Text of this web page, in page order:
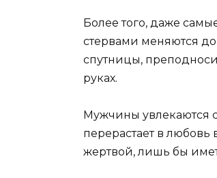
Более того, даже
стервами меняются
спутницы,
руках.
Мужчины увлекаются
перерастает в
жертвой, лишь бы